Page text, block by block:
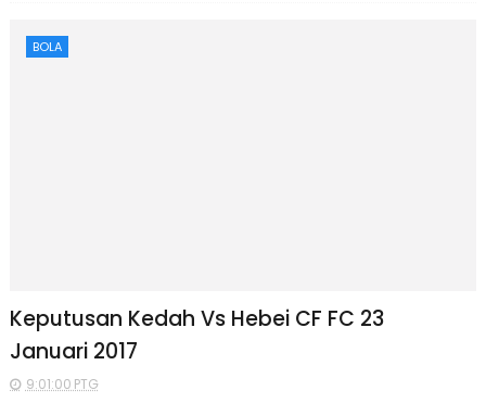
BOLA
Keputusan Kedah Vs Hebei CF FC 23
Januari 2017
9:01:00 PTG